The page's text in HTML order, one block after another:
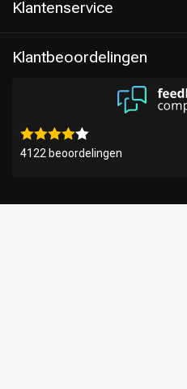
Klantenservice
Klantbeoordelingen
4122 beoordelingen